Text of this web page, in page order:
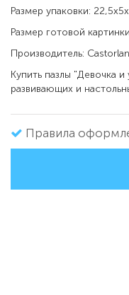
Размер упаковки:
Размер готовой
Производитель:
Купить пазлы "Девочка
развивающих и
Правила